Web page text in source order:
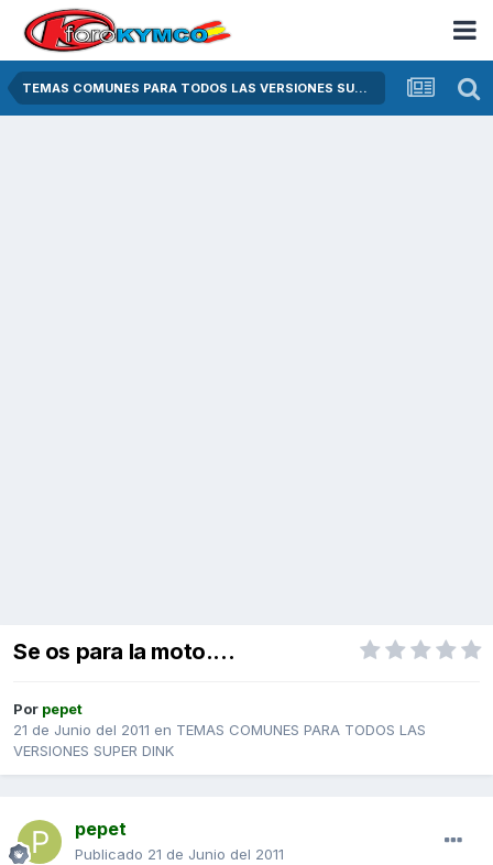
TEMAS COMUNES PARA TODOS LAS VERSIONES SUPER DINK
Se os para la moto....
Por pepet
21 de Junio del 2011 en TEMAS COMUNES PARA TODOS LAS
VERSIONES SUPER DINK
pepet
Publicado 21 de Junio del 2011